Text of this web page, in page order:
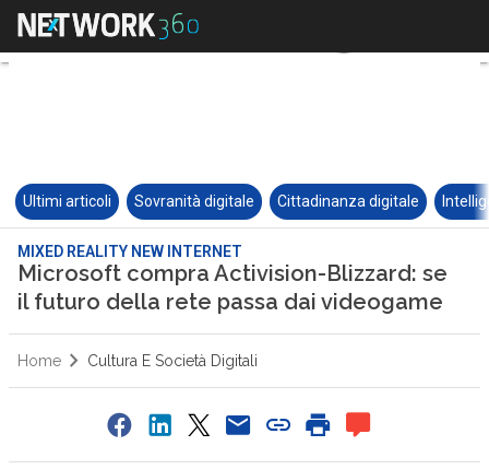
Ultimi articoli Sovranità digitale Cittadinanza digitale
MIXED REALITY NEW INTERNET
Microsoft compra Activision-Blizzard: se
il futuro della rete passa dai videogame
Home Cultura E Società Digitali